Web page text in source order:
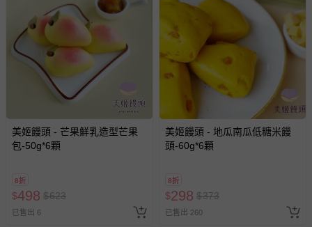
商品產地（國）：台灣
牛/豬肉產地（國）：不含牛/豬肉
過敏原：本產品含有牛奶、麩質穀物、堅果類(椰子)及其製
品
注意事項：非供即食,應充分加熱
退換貨須知
您所購買的商品享有7天的鑑賞期／猶豫期權益，但此期間
並非試用期，您所退回的商品必須是未經使用的全新狀態，
如需退換貨，請於收到商品7天（含例假日內提出），如為
瑕疵退換貨所產生的運費，將由媽咪愛負責處理，若非瑕疵
美姬饅頭 - 芒果鮮乳造型芒果
包-50g*6顆
8折
$498 $623
已售出 6
美姬饅頭 - 地瓜南瓜低糖米饅
頭-60g*6顆
8折
$298 $373
已售出 260